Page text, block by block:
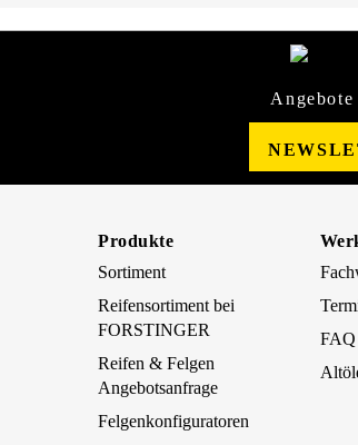
Produkte
Sortiment
Reifensortiment bei
FORSTINGER
Reifen & Felgen
Angebotsanfrage
Felgenkonfiguratoren
FAQ